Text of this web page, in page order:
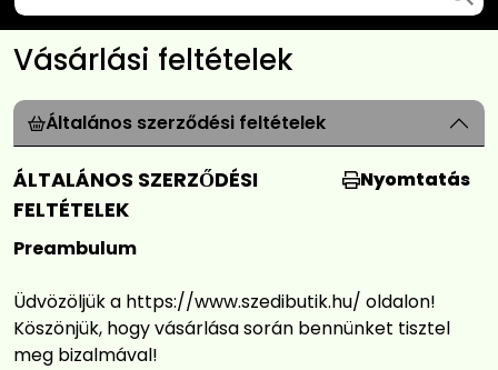
Vásárlási feltételek
Általános szerződési feltételek
Nyomtatás
ÁLTALÁNOS SZERZŐDÉSI
FELTÉTELEK
Preambulum
Üdvözöljük a https://www.szedibutik.hu/ oldalon!
Köszönjük, hogy vásárlása során bennünket tisztel
meg bizalmával!